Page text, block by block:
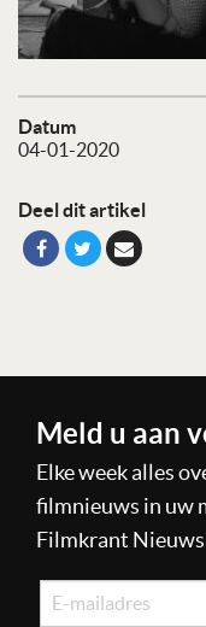
Datum
04-01-2020
Deel dit artikel
Meld u aan
Elke week alles
filmnieuws in uw
Filmkrant